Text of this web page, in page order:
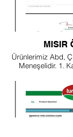
MISIR
Ürünlerimiz Abd,
Meneşelidir. 1.